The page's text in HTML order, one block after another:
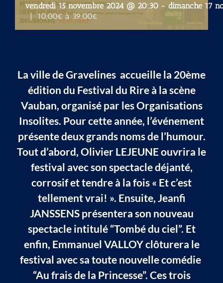
vendredi 15 novembre 2024 @ 20:30 - dimanche 17
| 10,00€ à 39,00€
La ville de Gravelines accueille la 20ème
édition du Festival du Rire à la scène
Vauban, organisé par les Organisations
Insolites. Pour cette année, l’événement
présente deux grands noms de l’humour.
Tout d’abord, Olivier LEJEUNE ouvrira le
festival avec son spectacle déjanté,
corrosif et tendre à la fois « Et c’est
tellement vrai! ». Ensuite, Jeanfi
JANSSENS présentera son nouveau
spectacle intitulé “Tombé du ciel”. Et
enfin, Emmanuel VALLOY clôturera le
festival avec sa toute nouvelle comédie
“Au frais de la Princesse”. Ces trois